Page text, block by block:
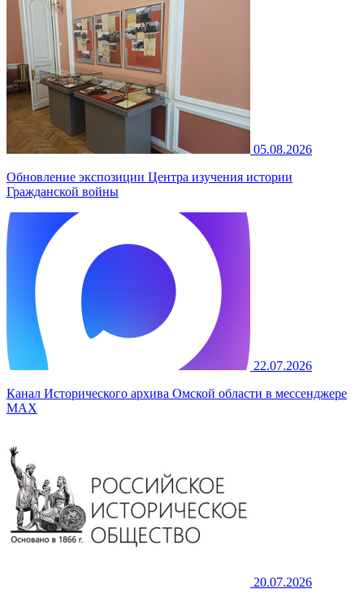
05.08.2026
Обновление экспозиции Центра изучения истории
Гражданской войны
22.07.2026
Канал Исторического архива Омской области в мессенджере
MAX
20.07.2026